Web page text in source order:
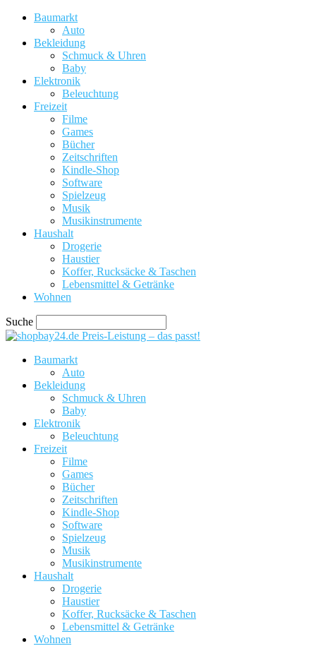
Baumarkt
Auto
Bekleidung
Schmuck & Uhren
Baby
Elektronik
Beleuchtung
Freizeit
Filme
Games
Bücher
Zeitschriften
Kindle-Shop
Software
Spielzeug
Musik
Musikinstrumente
Haushalt
Drogerie
Haustier
Koffer, Rucksäcke & Taschen
Lebensmittel & Getränke
Wohnen
Suche
Preis-Leistung – das passt!
Baumarkt
Auto
Bekleidung
Schmuck & Uhren
Baby
Elektronik
Beleuchtung
Freizeit
Filme
Games
Bücher
Zeitschriften
Kindle-Shop
Software
Spielzeug
Musik
Musikinstrumente
Haushalt
Drogerie
Haustier
Koffer, Rucksäcke & Taschen
Lebensmittel & Getränke
Wohnen